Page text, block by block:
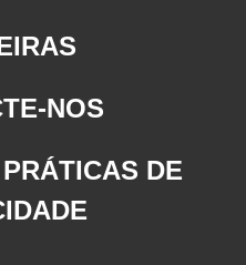
NOS
DE